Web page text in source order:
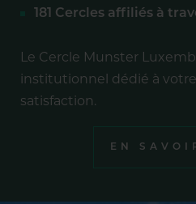
181 Cercles affiliés à
Le Cercle Munster
institutionnel dédié à
satisfaction.
EN